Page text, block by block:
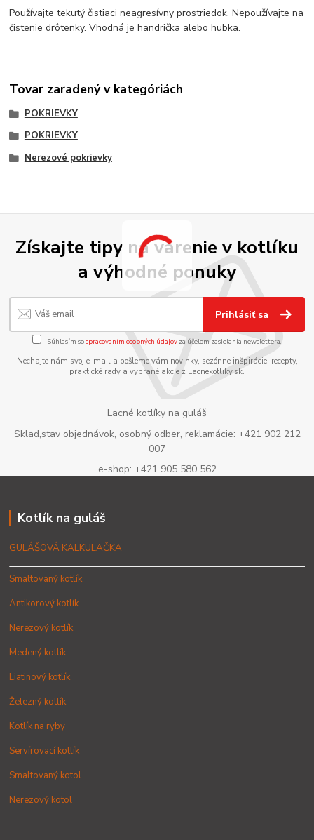
Používajte tekutý čistiaci neagresívny prostriedok. Nepoužívajte na
čistenie drôtenky. Vhodná je handrička alebo hubka.
Tovar zaradený v kategóriách
POKRIEVKY
POKRIEVKY
Nerezové pokrievky
Získajte tipy na varenie v kotlíku
a výhodné ponuky
Prihlásiť sa
Súhlasím sospracovaním osobných údajov za účelom zasielania newslettera.
Nechajte nám svoj e-mail a pošleme vám novinky, sezónne inšpirácie, recepty,
praktické rady a vybrané akcie z Lacnekotliky.sk.
Lacné kotlíky na guláš
Sklad,stav objednávok, osobný odber, reklamácie: +421 902 212
007
e-shop: +421 905 580 562
Kotlík na guláš
GULÁŠOVÁ KALKULAČKA
Smaltovaný kotlík
Antikorový kotlík
Nerezový kotlík
Medený kotlík
Liatinový kotlík
Železný kotlík
Kotlík na ryby
Servírovací kotlík
Smaltovaný kotol
Nerezový kotol